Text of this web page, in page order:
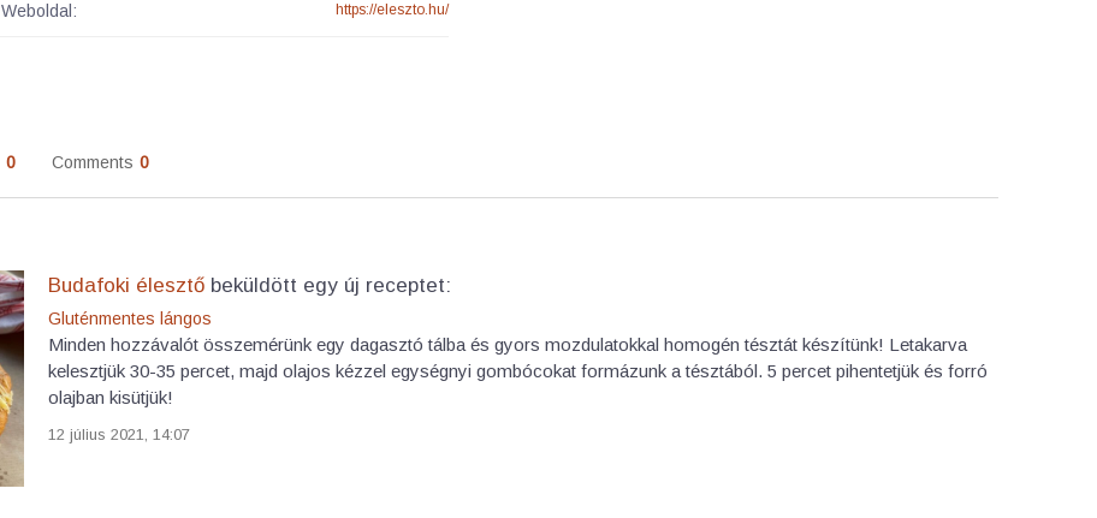
Weboldal: https://eleszto.hu/
0 Comments 0
Budafoki élesztő beküldött egy új receptet:
Gluténmentes lángos
Minden hozzávalót összemérünk egy dagasztó tálba és gyors mozdulatokkal homogén tésztát készítünk! Letakarva
kelesztjük 30-35 percet, majd olajos kézzel egységnyi gombócokat formázunk a tésztából. 5 percet pihentetjük és forró
olajban kisütjük!
12 július 2021, 14:07